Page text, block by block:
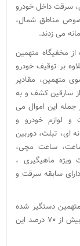
سرقت داخل خودرو
مناطق شمال،
می زدند.
مخفیگاه متهمین
بر توقیف خودرو
متهمین، مقادیر
از سارقین کشف و به
جمله این اموال می
لوازم خودرو و
ای، تبلت، دوربین
ساعت مچی،
ویژه ماهیگیری ،
سابقه سرقت و
دستگیر شده
عنوان داشت: بررسی های اولیه حکایت از آن دارد که بیش از ۷۰ درصد این